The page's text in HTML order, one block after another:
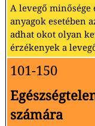
A levegő minősége
anyagok esetében
adhat okot olyan
érzékenyek a
101-150
számára